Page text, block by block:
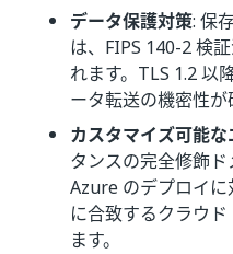
データ保護対策: 保
は、FIPS 140-2 検
れます。TLS 1.2 以
ータ転送の機密性が
カスタマイズ可能
タンスの完全修飾ド
Azure のデプロイ
に合致するクラウ
ます。